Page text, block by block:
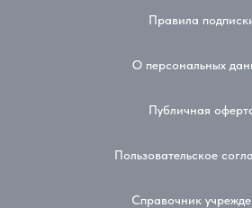
Правила
О персональных
Публичная
Пользовательское
Справочник